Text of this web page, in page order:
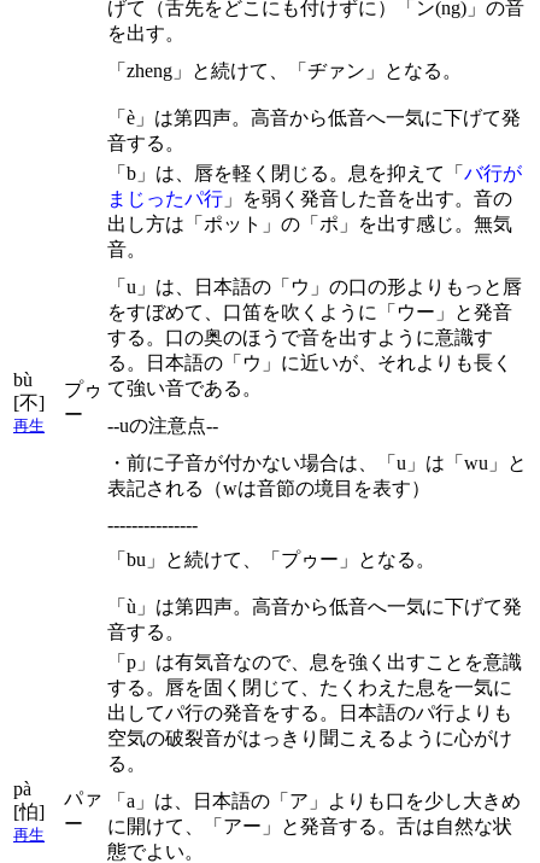
げて（舌先をどこにも付けずに）「ン(ng)」の音
を出す。
「zheng」と続けて、「ヂァン」となる。
「è」は第四声。高音から低音へ一気に下げて発
音する。
bù
[不]
再生
プゥ
ー
「b」は、唇を軽く閉じる。息を抑えて「 バ行が
まじったパ行 」を弱く発音した音を出す。音の
出し方は「ポット」の「ポ」を出す感じ。無気
音。
「u」は、日本語の「ウ」の口の形よりもっと唇
をすぼめて、口笛を吹くように「ウー」と発音
する。口の奥のほうで音を出すように意識す
る。日本語の「ウ」に近いが、それよりも長く
て強い音である。
--uの注意点--
・前に子音が付かない場合は、「u」は「wu」と
表記される（wは音節の境目を表す）
---------------
「bu」と続けて、「プゥー」となる。
「ù」は第四声。高音から低音へ一気に下げて発
音する。
pà
[怕]
再生
パァ
ー
「p」は有気音なので、息を強く出すことを意識
する。唇を固く閉じて、たくわえた息を一気に
出してパ行の発音をする。日本語のパ行よりも
空気の破裂音がはっきり聞こえるように心がけ
る。
「a」は、日本語の「ア」よりも口を少し大きめ
に開けて、「アー」と発音する。舌は自然な状
態でよい。